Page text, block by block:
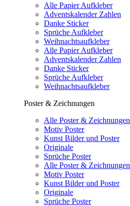
Alle Papier Aufkleber
Adventskalender Zahlen
Danke Sticker
Sprüche Aufkleber
Weihnachtsaufkleber
Alle Papier Aufkleber
Adventskalender Zahlen
Danke Sticker
Sprüche Aufkleber
Weihnachtsaufkleber
Poster & Zeichnungen
Alle Poster & Zeichnungen
Motiv Poster
Kunst Bilder und Poster
Originale
Sprüche Poster
Alle Poster & Zeichnungen
Motiv Poster
Kunst Bilder und Poster
Originale
Sprüche Poster